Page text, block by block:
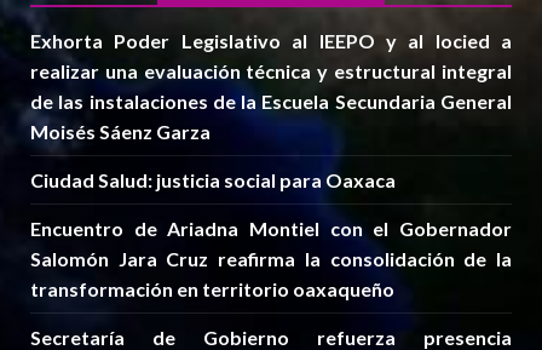
Exhorta Poder Legislativo al IEEPO y al Iocied a
realizar una evaluación técnica y estructural integral
de las instalaciones de la Escuela Secundaria General
Moisés Sáenz Garza
Ciudad Salud: justicia social para Oaxaca
Encuentro de Ariadna Montiel con el Gobernador
Salomón Jara Cruz reafirma la consolidación de la
transformación en territorio oaxaqueño
Secretaría de Gobierno refuerza presencia